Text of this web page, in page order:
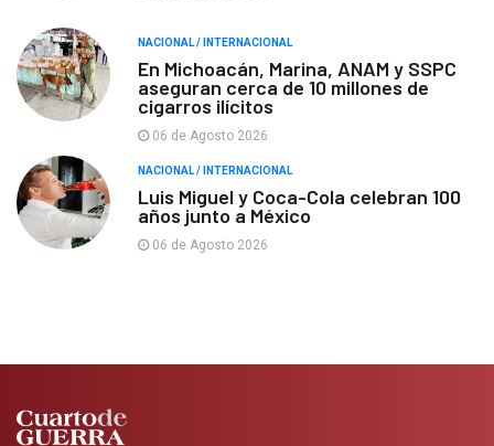
NACIONAL / INTERNACIONAL
En Michoacán, Marina, ANAM y SSPC
aseguran cerca de 10 millones de
cigarros ilícitos
06 de Agosto 2026
NACIONAL / INTERNACIONAL
Luis Miguel y Coca-Cola celebran 100
años junto a México
06 de Agosto 2026